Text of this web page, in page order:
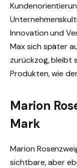
Innovation und
Max sich später
zurückzog, bleibt
Produkten, wie
Marion
Mark
Marion
sichtbare, aber